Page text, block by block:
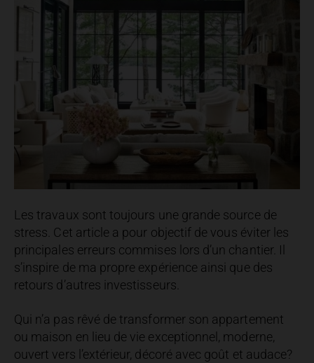
Les travaux sont toujours une grande source de
stress. Cet article a pour objectif de vous éviter les
principales erreurs commises lors d’un chantier. Il
s’inspire de ma propre expérience ainsi que des
retours d’autres investisseurs.
Qui n’a pas rêvé de transformer son appartement
ou maison en lieu de vie exceptionnel, moderne,
ouvert vers l’extérieur, décoré avec goût et audace?